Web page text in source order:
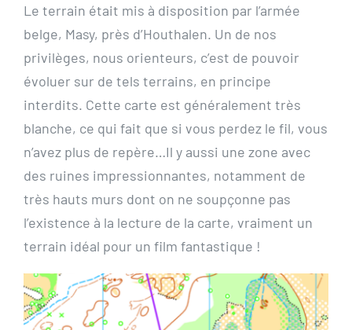
Le terrain était mis à disposition par l’armée
belge, Masy, près d’Houthalen. Un de nos
privilèges, nous orienteurs, c’est de pouvoir
évoluer sur de tels terrains, en principe
interdits. Cette carte est généralement très
blanche, ce qui fait que si vous perdez le fil, vous
n’avez plus de repère…Il y aussi une zone avec
des ruines impressionnantes, notamment de
très hauts murs dont on ne soupçonne pas
l’existence à la lecture de la carte, vraiment un
terrain idéal pour un film fantastique !